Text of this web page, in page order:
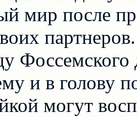
мир после
Фоссемского
и в голову
могут